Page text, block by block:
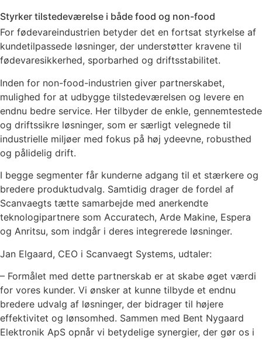
Styrker tilstedeværelse i både food og non-food
For fødevareindustrien betyder det en fortsat styrkelse af
kundetilpassede løsninger, der understøtter kravene til
fødevaresikkerhed, sporbarhed og driftsstabilitet.
Inden for non-food-industrien giver partnerskabet,
mulighed for at udbygge tilstedeværelsen og levere en
endnu bedre service. Her tilbyder de enkle, gennemtestede
og driftssikre løsninger, som er særligt velegnede til
industrielle miljøer med fokus på høj ydeevne, robusthed
og pålidelig drift.
I begge segmenter får kunderne adgang til et stærkere og
bredere produktudvalg. Samtidig drager de fordel af
Scanvaegts tætte samarbejde med anerkendte
teknologipartnere som Accuratech, Arde Makine, Espera
og Anritsu, som indgår i deres integrerede løsninger.
Jan Elgaard, CEO i Scanvaegt Systems, udtaler:
– Formålet med dette partnerskab er at skabe øget værdi
for vores kunder. Vi ønsker at kunne tilbyde et endnu
bredere udvalg af løsninger, der bidrager til højere
effektivitet og lønsomhed. Sammen med Bent Nygaard
Elektronik ApS opnår vi betydelige synergier, der gør os i